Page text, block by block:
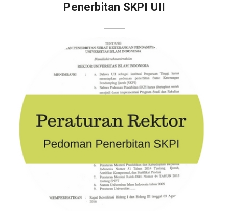
Penerbitan SKPI UII